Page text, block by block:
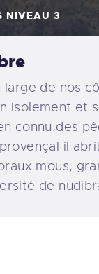
NIVEAU 3
large de nos
isolement et
connu des
il
mous,
de